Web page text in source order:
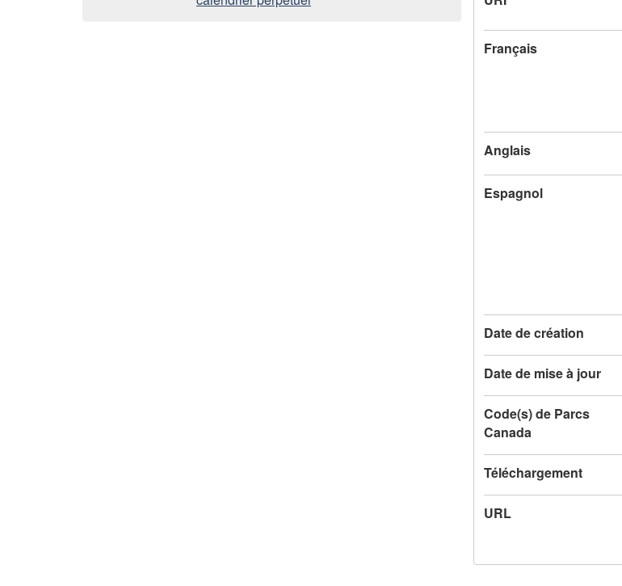
n
n
s
d
e
n
r
e
g
i
s
t
Français
Anglais
Espagnol
Date de création
Date de mise à jour
Code(s) de Parcs
Canada
Téléchargement
URL